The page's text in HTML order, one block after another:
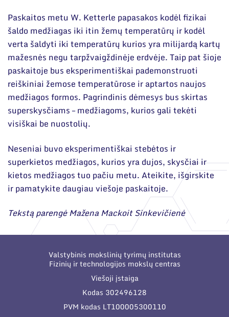
Paskaitos metu W. Ketterle papasakos kodėl fizikai
šaldo medžiagas iki itin žemų temperatūrų ir kodėl
verta šaldyti iki temperatūrų kurios yra milijardą kartų
mažesnės negu tarpžvaigždinėje erdvėje. Taip pat šioje
paskaitoje bus eksperimentiškai pademonstruoti
reiškiniai žemose temperatūrose ir aptartos naujos
medžiagos formos. Pagrindinis dėmesys bus skirtas
superskysčiams – medžiagoms, kurios gali tekėti
visiškai be nuostolių.
Neseniai buvo eksperimentiškai stebėtos ir
superkietos medžiagos, kurios yra dujos, skysčiai ir
kietos medžiagos tuo pačiu metu. Ateikite, išgirskite
ir pamatykite daugiau viešoje paskaitoje.
Tekstą parengė Mažena Mackoit Sinkevičienė
Valstybinis mokslinių tyrimų institutas
Fizinių ir technologijos mokslų centras
Viešoji įstaiga
Kodas 302496128
PVM kodas LT100005300110